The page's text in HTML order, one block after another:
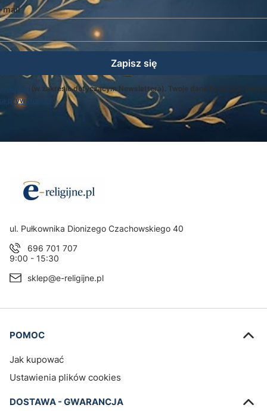
mail
Zapisz się
(w zakresie dotyczącym Newslettera). Twoje dane będą
prywatności .
Adres:
ul. Pułkownika Dionizego Czachowskiego 40
696 701 707
9:00 - 15:30
sklep@e-religijne.pl
Linki w stopce
POMOC
Jak kupować
Ustawienia plików cookies
DOSTAWA - GWARANCJA